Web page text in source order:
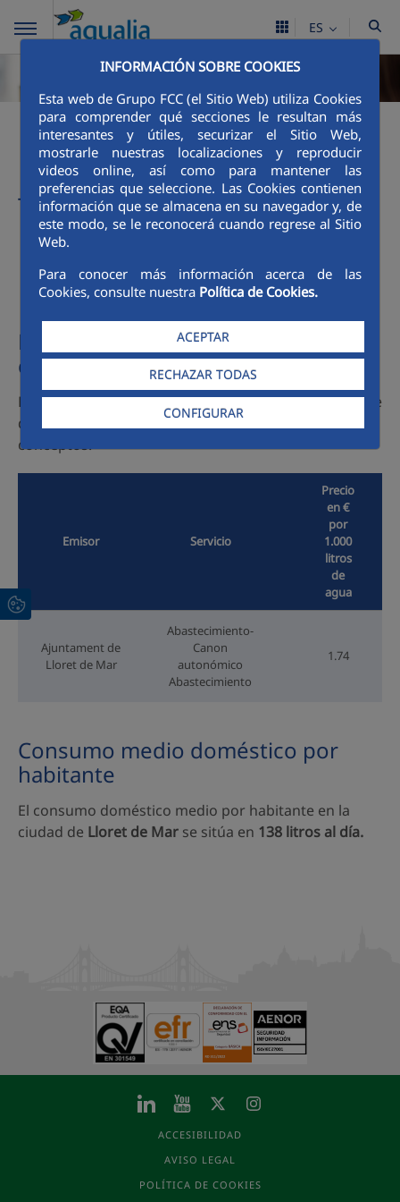
INFORMACIÓN SOBRE COOKIES
Esta web de Grupo FCC (el Sitio Web) utiliza Cookies
para comprender qué secciones le resultan más
interesantes y útiles, securizar el Sitio Web,
mostrarle nuestras localizaciones y reproducir
videos online, así como para mantener las
preferencias que seleccione. Las Cookies contienen
información que se almacena en su navegador y, de
este modo, se le reconocerá cuando regrese al Sitio
Web.
Para conocer más información acerca de las
Cookies, consulte nuestra Política de Cookies.
ACEPTAR
RECHAZAR TODAS
CONFIGURAR
ES
¿Qué pago en mi
factura?
Tarifas y reglamentos
TARIFAS ABASTECIMIENTO
TARIFAS ALCANTARILLADO
Precio medio del agua potable para
cliente doméstico
El precio medio del agua enLloret de Marpara cliente
doméstico se encuentra distribuido en los siguientes
conceptos:
Emisor Servicio
Precio
en €
por
1.000
litros
de
agua
Ajuntament de
Lloret de Mar
Abastecimiento-
Canon
autonómico
Abastecimiento
1.74
Consumo medio doméstico por
habitante
El consumo doméstico medio por habitante en la
ciudad de Lloret de Mar se sitúa en 138 litros al día.
ACCESIBILIDAD
AVISO LEGAL
POLÍTICA DE COOKIES